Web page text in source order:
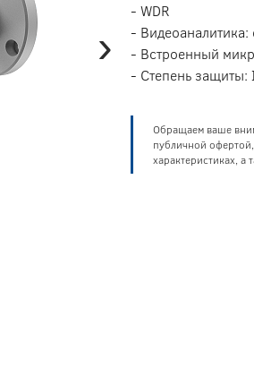
›
- WDR
- Видеоаналитика:
- Встроенный
- Степень защиты:
Обращаем ваше
публичной
характеристиках,